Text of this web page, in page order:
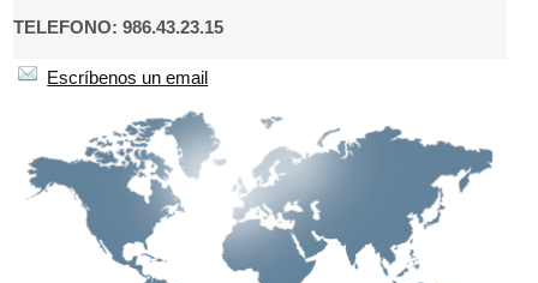
TELEFONO: 986.43.23.15
Escríbenos un email